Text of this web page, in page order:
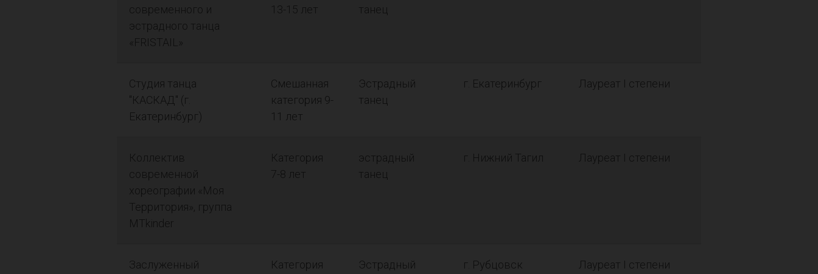
современного и
эстрадного танца
«FRISTAIL»
13-15 лет
танец
Студия танца
"КАСКАД" (г.
Екатеринбург)
Смешанная
категория 9-
11 лет
Эстрадный
танец
г. Екатеринбург Лауреат I степени
Коллектив
современной
хореографии «Моя
Территория», группа
МТkinder
Категория
7-8 лет
эстрадный
танец
г. Нижний Тагил Лауреат I степени
Заслуженный
Категория
Эстрадный
г. Рубцовск Лауреат I степени